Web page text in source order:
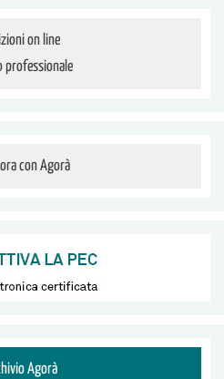
on line
professionale
con Agorà
Agorà